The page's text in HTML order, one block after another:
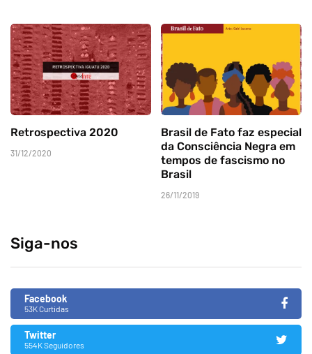
Retrospectiva 2020
31/12/2020
Brasil de Fato faz especial
da Consciência Negra em
tempos de fascismo no
Brasil
26/11/2019
Siga-nos
Facebook
53K Curtidas
Twitter
554K Seguidores